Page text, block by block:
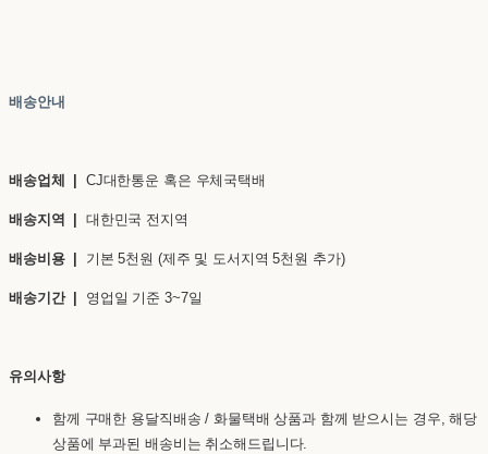
배송안내
배송업체 | CJ대한통운 혹은 우체국택배
배송지역 | 대한민국 전지역
배송비용 | 기본 5천원 (제주 및 도서지역 5천원 추가)
배송기간 | 영업일 기준 3~7일
유의사항
함께 구매한 용달직배송 / 화물택배 상품과 함께 받으시는 경우, 해당
상품에 부과된 배송비는 취소해드립니다.